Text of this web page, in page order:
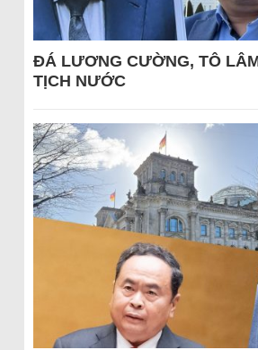
ĐÁ LƯƠNG CƯỜNG, TÔ
TỊCH NƯỚC